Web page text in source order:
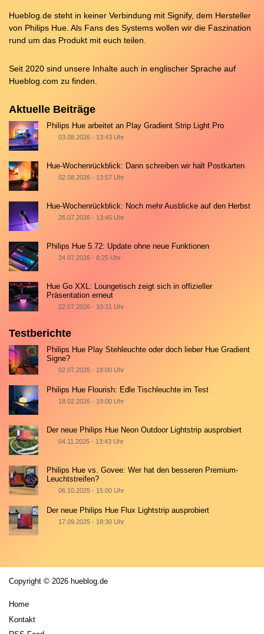
Hueblog.de steht in keiner Verbindung mit Signify, dem Hersteller
von Philips Hue. Als Fans des Systems wollen wir die Faszination
rund um das Produkt mit euch teilen.
Seit 2020 sind unsere Inhalte auch in englischer Sprache auf
Hueblog.com zu finden.
Aktuelle Beiträge
Philips Hue arbeitet an Play Gradient Strip Light Pro
03.08.2026 - 13:43 Uhr
Hue-Wochenrückblick: Dann schreiben wir halt Postkarten
02.08.2026 - 13:57 Uhr
Hue-Wochenrückblick: Noch mehr Ausblicke auf den Herbst
26.07.2026 - 13:45 Uhr
Philips Hue 5.72: Update ohne neue Funktionen
24.07.2026 - 8:25 Uhr
Hue Go XXL: Loungetisch zeigt sich in offizieller
Präsentation erneut
22.07.2026 - 10:31 Uhr
Testberichte
Philips Hue Play Stehleuchte oder doch lieber Hue Gradient
Signe?
02.07.2026 - 18:00 Uhr
Philips Hue Flourish: Edle Tischleuchte im Test
18.02.2026 - 19:00 Uhr
Der neue Philips Hue Neon Outdoor Lightstrip ausprobiert
04.11.2025 - 13:43 Uhr
Philips Hue vs. Govee: Wer hat den besseren Premium-
Leuchtstreifen?
06.10.2025 - 15:00 Uhr
Der neue Philips Hue Flux Lightstrip ausprobiert
17.09.2025 - 18:30 Uhr
Copyright © 2026 hueblog.de
Home
Kontakt